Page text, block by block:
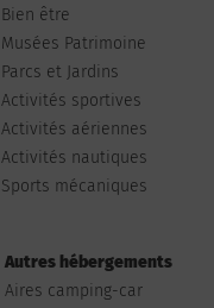
Bien être
Musées Patrimoine
Parcs et Jardins
Activités sportives
Activités aériennes
Activités nautiques
Sports mécaniques
Autres hébergements
Aires camping-car